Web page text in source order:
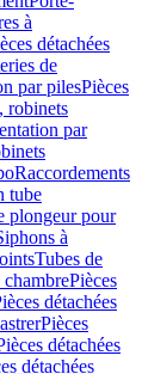
à
détachées
de
par pilesPièces
robinets
par
Raccordements
tube
plongeur pour
à
Tubes de
Pièces
détachées
Pièces
détachées
détachées